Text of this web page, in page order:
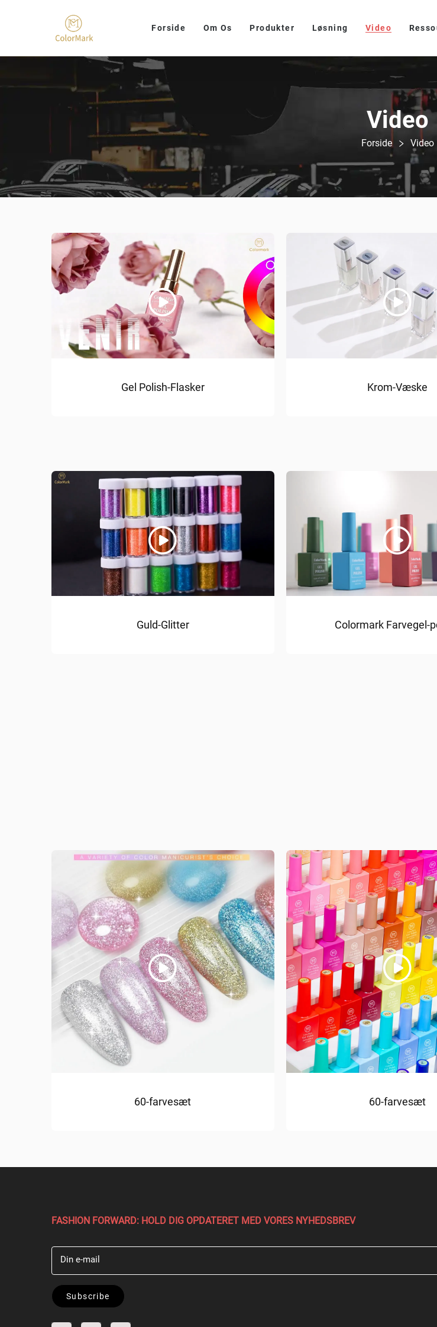
Forside Om Os Produkter Løsning Video
Video
Forside Video
Gel Polish-Flasker Krom-Væske
Guld-Glitter Colormark Farvegel-
60-farvesæt 60-farvesæt
FASHION FORWARD: HOLD DIG OPDATERET MED VORES NYHEDSBREV
Din e-mail
Subscribe